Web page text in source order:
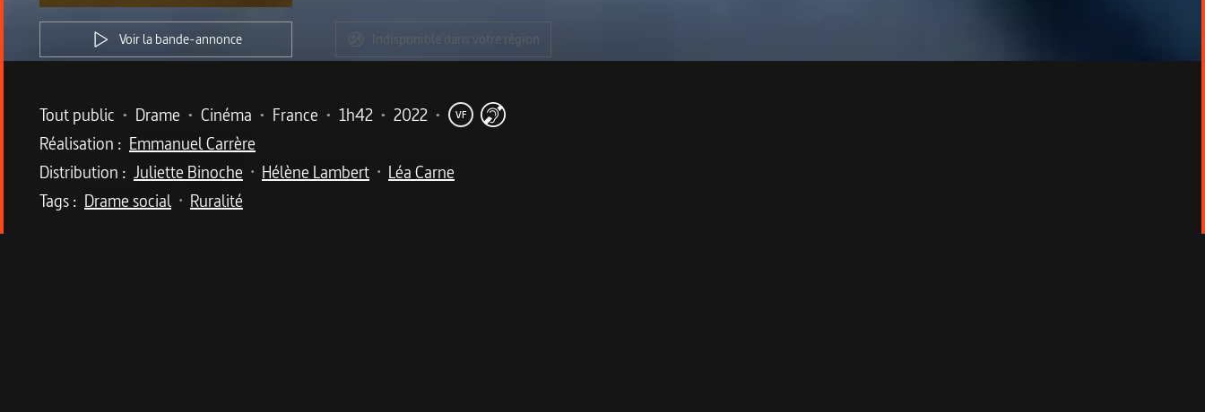
Voir la bande-annonce Indisponible dans votre région
Metadata du programme
Tout public • Drame • Cinéma • France • 1h42 • 2022 • VF
Réalisation : Emmanuel Carrère
Distribution : Juliette Binoche • Hélène Lambert • Léa Carne
Tags : Drame social • Ruralité